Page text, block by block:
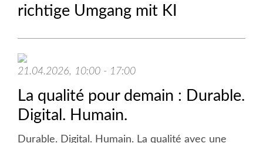
richtige Umgang mit KI
21.04.2026, 10:00 - 17:00
La qualité pour demain : Durable.
Digital. Humain.
Durable. Digital. Humain. La qualité avec une